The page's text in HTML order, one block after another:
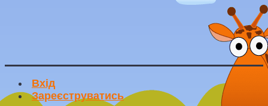
Вхід
Зареєструватись